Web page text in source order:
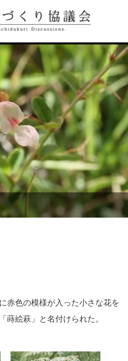
赤色の模様が入った小さな花を
蒔絵萩」と名付けられた。